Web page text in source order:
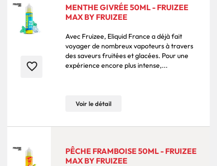
favorite_border
MENTHE GIVRÉE 50ML - FRUIZEE
MAX BY FRUIZEE
Avec Fruizee, Eliquid France a déjà fait
voyager de nombreux vapoteurs à travers
des saveurs fruitées et glacées. Pour une
expérience encore plus intense,...
Voir le détail
PÊCHE FRAMBOISE 50ML - FRUIZEE
MAX BY FRUIZEE